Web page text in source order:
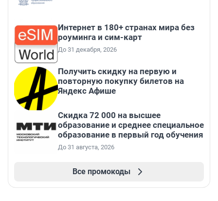
Интернет в 180+ странах мира без
роуминга и сим-карт
До 31 декабря, 2026
Получить скидку на первую и
повторную покупку билетов на
Яндекс Афише
Скидка 72 000 на высшее
образование и среднее специальное
образование в первый год обучения
До 31 августа, 2026
Все промокоды